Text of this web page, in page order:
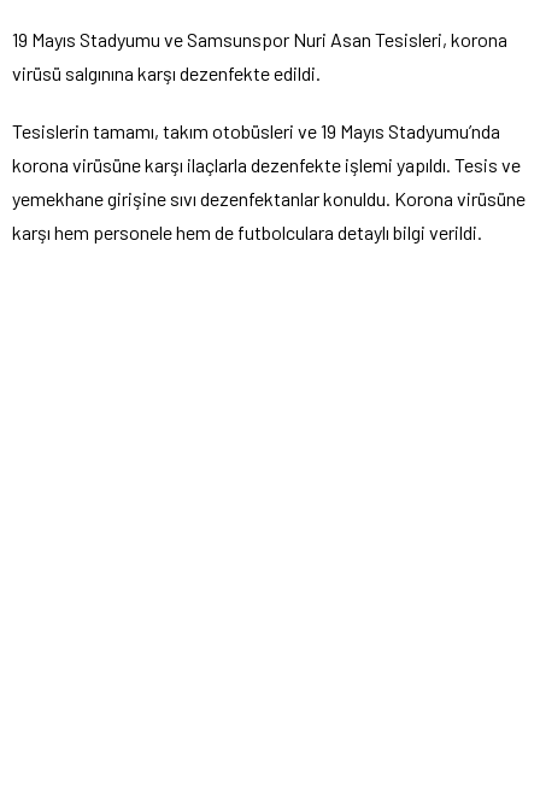
19 Mayıs Stadyumu ve Samsunspor Nuri Asan Tesisleri, korona
virüsü salgınına karşı dezenfekte edildi.
Tesislerin tamamı, takım otobüsleri ve 19 Mayıs Stadyumu’nda
korona virüsüne karşı ilaçlarla dezenfekte işlemi yapıldı. Tesis ve
yemekhane girişine sıvı dezenfektanlar konuldu. Korona virüsüne
karşı hem personele hem de futbolculara detaylı bilgi verildi.